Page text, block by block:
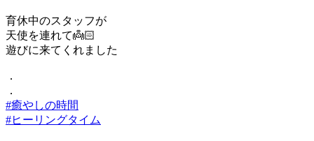
育休中のスタッフが
天使を連れて👼🏻
遊びに来てくれました
．
．
#癒やしの時間
#ヒーリングタイム